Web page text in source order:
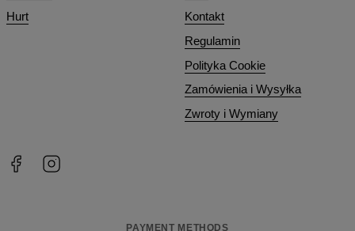
Hurt
Kontakt
Regulamin
Polityka Cookie
Zamówienia i Wysyłka
Zwroty i Wymiany
PAYMENT METHODS